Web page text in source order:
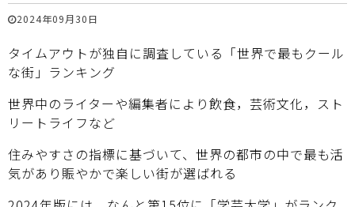
2024年09月30日
タイムアウトが独自に調査している「世界で最もクール
な街」ランキング
世界中のライターや編集者により飲食，芸術文化，スト
リートライフなど
住みやすさの指標に基づいて、世界の都市の中で最も活
気があり賑やかで楽しい街が選ばれる